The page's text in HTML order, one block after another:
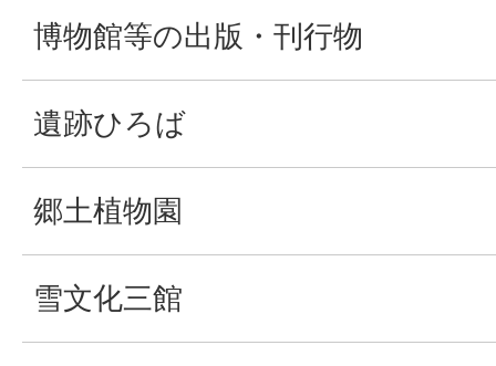
博物館等の出版・刊行物
遺跡ひろば
郷土植物園
雪文化三館